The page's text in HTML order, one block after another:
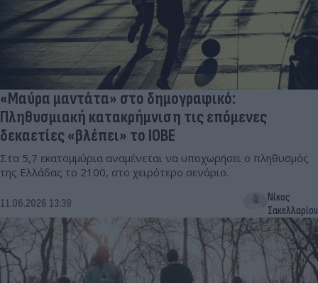
«Μαύρα μαντάτα» στο δημογραφικό:
Πληθυσμιακή κατακρήμνιση τις επόμενες
δεκαετίες «βλέπει» το ΙΟΒΕ
Στα 5,7 εκατομμύρια αναμένεται να υποχωρήσει ο πληθυσμός
της Ελλάδας το 2100, στο χειρότερο σενάριο.
11.06.2026 13:39
Νίκος
Σακελλαρίου